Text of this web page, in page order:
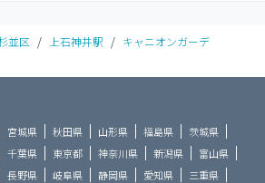
並区 / 上石神井駅 / キャニオンガーデ
宮城県 秋田県 山形県 福島県
茨城県
千葉県 東京都 神奈川県 新潟県
富山県
長野県 岐阜県 静岡県 愛知県
三重県